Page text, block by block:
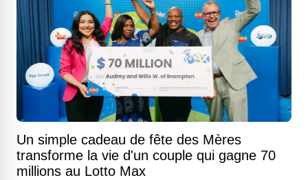
Un simple cadeau de fête des Mères
transforme la vie d'un couple qui gagne 70
millions au Lotto Max